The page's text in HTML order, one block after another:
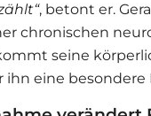
, betont er.
chronischen
seine
ihn eine